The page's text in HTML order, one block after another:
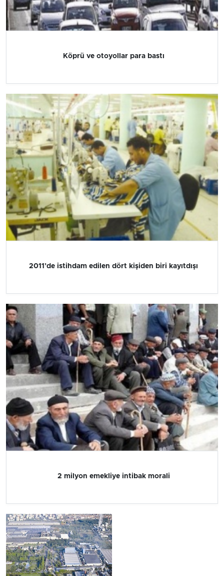
Köprü ve otoyollar para bastı
2011’de istihdam edilen dört kişiden biri kayıtdışı
2 milyon emekliye intibak morali